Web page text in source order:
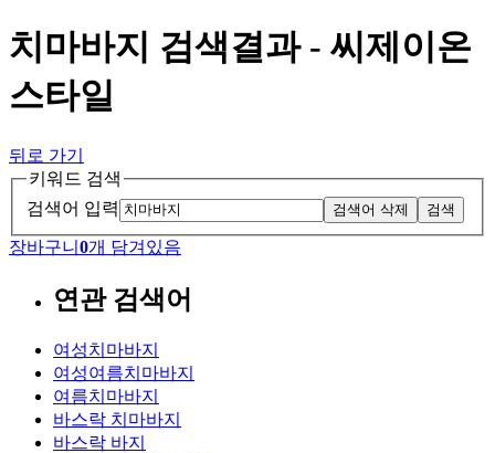
치마바지 검색결과 - 씨제이온
스타일
뒤로 가기
키워드 검색
검색어 입력
검색어 삭제 검색
장바구니 0개 담겨있음
연관 검색어
여성치마바지
여성여름치마바지
여름치마바지
바스락 치마바지
바스락 바지